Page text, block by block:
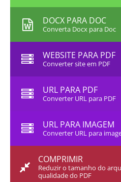
DOCX PARA DOC
Converta Docx para Doc
WEBSITE PARA PDF
Converter site em PDF
URL PARA PDF
Converter URL para PDF
URL PARA IMAGEM
Converter URL para
COMPRIMIR
Reduzir o tamanho do
qualidade do PDF